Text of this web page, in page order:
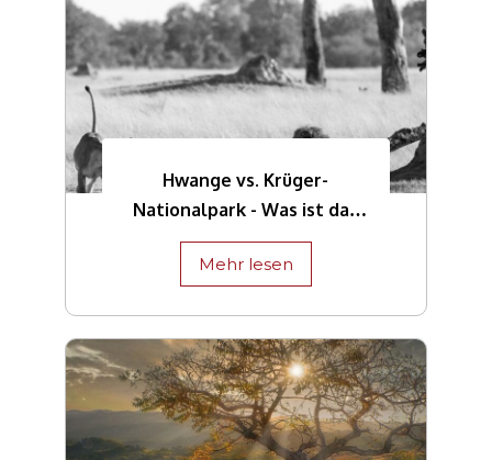
Hwange vs. Krüger-
Nationalpark - Was ist das
Beste für eine afrikanische
Safari?
Mehr lesen